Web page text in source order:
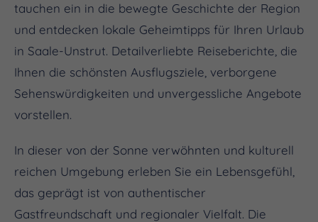
tauchen ein in die bewegte Geschichte der Region
und entdecken lokale Geheimtipps für Ihren Urlaub
in Saale-Unstrut. Detailverliebte Reiseberichte, die
Ihnen die schönsten Ausflugsziele, verborgene
Sehenswürdigkeiten und unvergessliche Angebote
vorstellen.
In dieser von der Sonne verwöhnten und kulturell
reichen Umgebung erleben Sie ein Lebensgefühl,
das geprägt ist von authentischer
Gastfreundschaft und regionaler Vielfalt. Die